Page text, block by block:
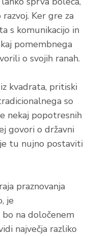
Ker gre za
s komunikacijo in
pomembnega
o svojih ranah.
kvadrata, pritiski
so
nekaj popotresnih
govori o državni
tu nujno postaviti
praznovanja
je
bo na določenem
največja razliko